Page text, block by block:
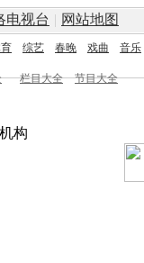
电视台 | 网站地图
综艺 春晚 戏曲 音乐
栏目大全 节目大全
构